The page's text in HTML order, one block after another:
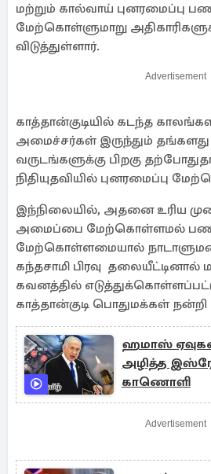
மற்றும் கால்வாய் புனரமைப்பு
மேற்கொள்ளுமாறு
விடுத்துள்ளார்.
Advertisement
காத்தான்குடியில் கடந்த
அமைச்சர்கள் இருந்தும் தங்களது
வருடங்களுக்கு பிறகு
நிதியுதவியில் புனரமைப்பு
இந்நிலையில், அதனை உரிய
அமைப்பை மேற்கொள்ளமல்
மேற்கொள்ளமையால்
கந்தசாமி பிரவு
கவனத்தில்
காத்தான்குடி பொதுமக்கள் நன்றி
ஹமாஸ்
அழித்த
காணொளி
Advertisement